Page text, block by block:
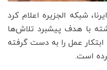
شبکه الجزیره اعلام کرد
با هدف پیشبرد تلاش‌ها
عمل را به دست گرفته
است.